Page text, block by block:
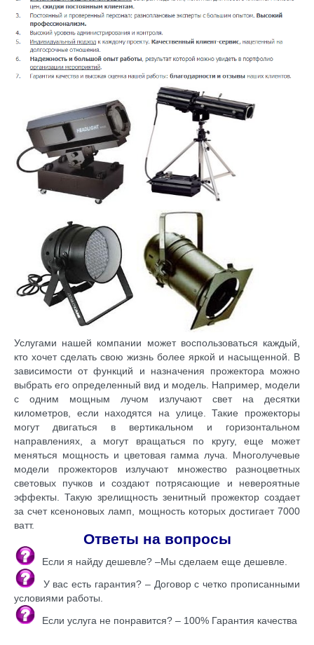
Услугами нашей компании может воспользоваться каждый,
кто хочет сделать свою жизнь более яркой и насыщенной. В
зависимости от функций и назначения прожектора можно
выбрать его определенный вид и модель. Например, модели
с одним мощным лучом излучают свет на десятки
километров, если находятся на улице. Такие прожекторы
могут двигаться в вертикальном и горизонтальном
направлениях, а могут вращаться по кругу, еще может
меняться мощность и цветовая гамма луча. Многолучевые
модели прожекторов излучают множество разноцветных
световых пучков и создают потрясающие и невероятные
эффекты. Такую зрелищность зенитный прожектор создает
за счет ксеноновых ламп, мощность которых достигает 7000
ватт.
Ответы на вопросы
Если я найду дешевле? –Мы сделаем еще дешевле.
У вас есть гарантия? – Договор с четко прописанными
условиями работы.
Если услуга не понравится? – 100% Гарантия качества